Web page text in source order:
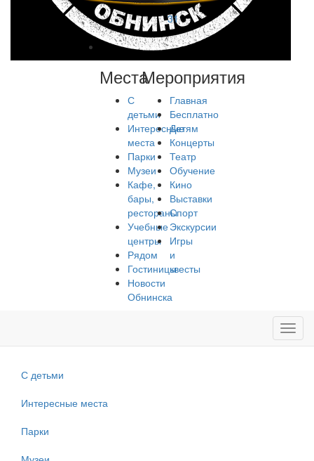
31
Места
С
детьми
Интересные
места
Парки
Музеи
Кафе,
бары,
рестораны
Учебные
центры
Рядом
Гостиницы
Новости
Обнинска
Мероприятия
Главная
Бесплатно
Детям
Концерты
Театр
Обучение
Кино
Выставки
Спорт
Экскурсии
Игры
и
квесты
С детьми
Интересные места
Парки